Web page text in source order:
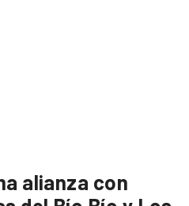
alianza con